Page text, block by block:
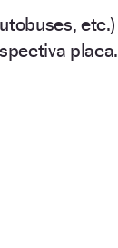
etc.)
placa.